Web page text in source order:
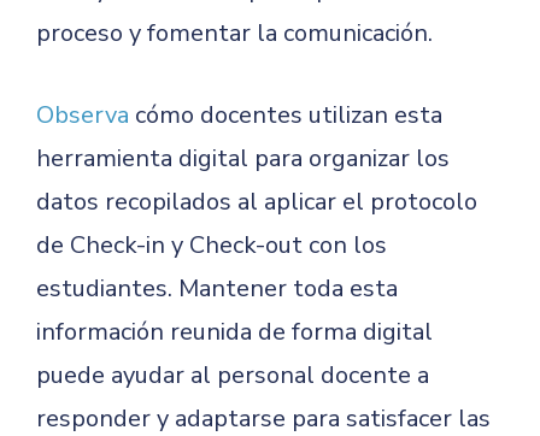
proceso y fomentar la comunicación.
Observa cómo docentes utilizan esta
herramienta digital para organizar los
datos recopilados al aplicar el protocolo
de Check-in y Check-out con los
estudiantes. Mantener toda esta
información reunida de forma digital
puede ayudar al personal docente a
responder y adaptarse para satisfacer las